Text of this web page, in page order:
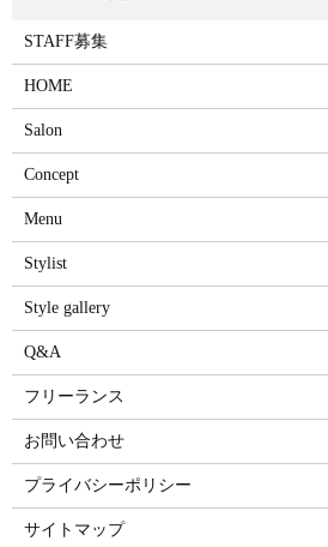
STAFF募集
HOME
Salon
Concept
Menu
Stylist
Style gallery
Q&A
フリーランス
お問い合わせ
プライバシーポリシー
サイトマップ